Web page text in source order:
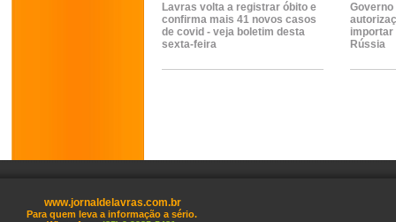
Lavras volta a registrar óbito e
confirma mais 41 novos casos
de covid - veja boletim desta
sexta-feira
Governo
importar
Rússia
www.jornaldelavras.com.br
Para quem leva a informação a sério.